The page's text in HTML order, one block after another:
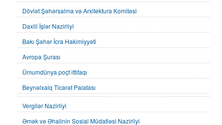
Dövlət Şəhərsalma və Arxitektura Komitəsi
Daxili İşlər Nazirliyi
Bakı Şəhər İcra Hakimiyyəti
Avropa Şurası
Ümumdünya poçt ittifaqı
Beynəlxalq Ticarət Palatası
Vergilər Nazirliyi
Əmək və Əhalinin Sosial Müdafiəsi Nazirliyi